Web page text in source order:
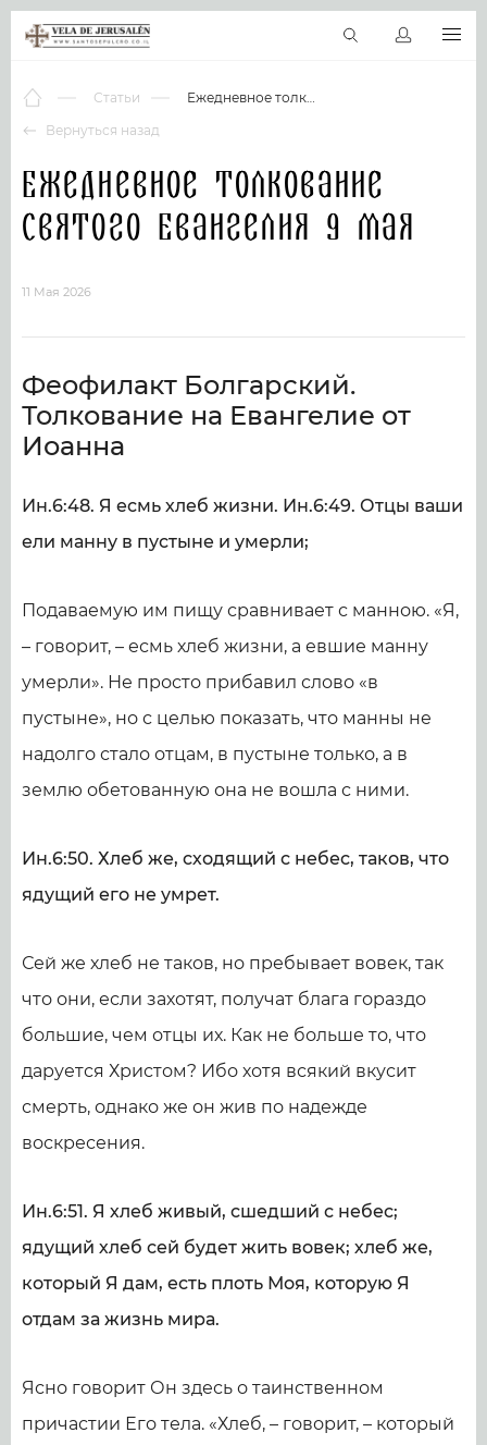
Виртуальные туры
RU
Вернуться назад
Статьи Ежедневное толкование Святого Евангелия 9 мая
Ежедневное толкование
Святого Евангелия 9 мая
11 Мая 2026
Феофилакт Болгарский.
Толкование на Евангелие от
Иоанна
Ин.6:48. Я есмь хлеб жизни. Ин.6:49. Отцы ваши
ели манну в пустыне и умерли;
Подаваемую им пищу сравнивает с манною. «Я,
– говорит, – есмь хлеб жизни, а евшие манну
умерли». Не просто прибавил слово «в
пустыне», но с целью показать, что манны не
надолго стало отцам, в пустыне только, а в
землю обетованную она не вошла с ними.
Ин.6:50. Хлеб же, сходящий с небес, таков, что
ядущий его не умрет.
Сей же хлеб не таков, но пребывает вовек, так
что они, если захотят, получат блага гораздо
большие, чем отцы их. Как не больше то, что
даруется Христом? Ибо хотя всякий вкусит
смерть, однако же он жив по надежде
воскресения.
Ин.6:51. Я хлеб живый, сшедший с небес;
ядущий хлеб сей будет жить вовек; хлеб же,
который Я дам, есть плоть Моя, которую Я
отдам за жизнь мира.
Ясно говорит Он здесь о таинственном
причастии Его тела. «Хлеб, – говорит, – который